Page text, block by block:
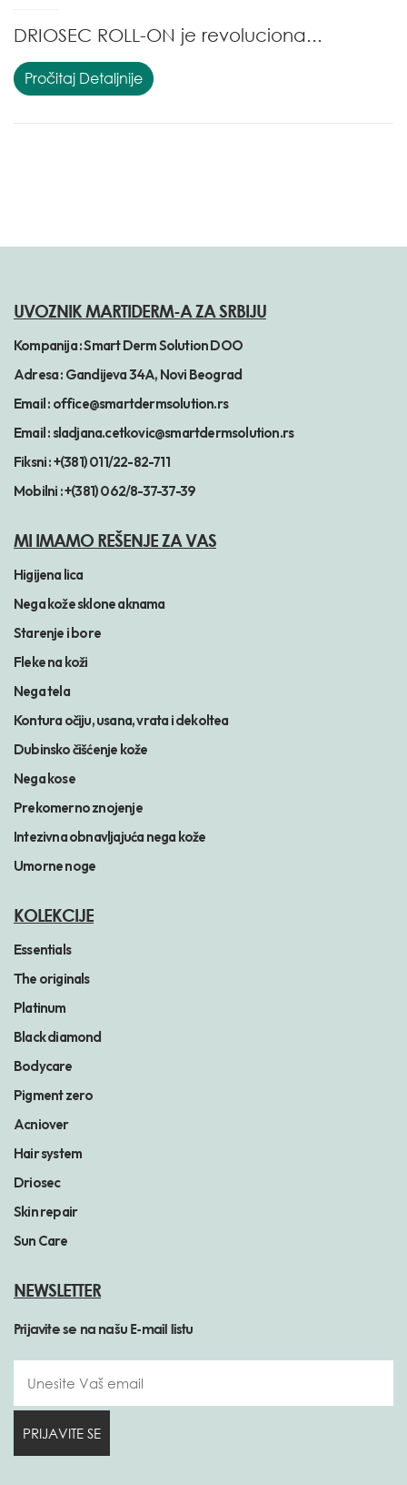
DRIOSEC ROLL-ON je revoluciona...
Pročitaj Detaljnije
UVOZNIK MARTIDERM-A ZA SRBIJU
Kompanija :Smart Derm Solution DOO
Adresa : Gandijeva 34A, Novi Beograd
Email : office@smartdermsolution.rs
Email :sladjana.cetkovic@smartdermsolution.rs
Fiksni :+(381) 011/22-82-711
Mobilni :+(381) 062/8-37-37-39
MI IMAMO REŠENJE ZA VAS
Higijena lica
Nega kože sklone aknama
Starenje i bore
Fleke na koži
Nega tela
Kontura očiju, usana, vrata i dekoltea
Dubinsko čišćenje kože
Nega kose
Prekomerno znojenje
Intezivna obnavljajuća nega kože
Umorne noge
KOLEKCIJE
Essentials
The originals
Platinum
Black diamond
Bodycare
Pigment zero
Acniover
Hair system
Driosec
Skin repair
Sun Care
NEWSLETTER
Prijavite se na našu E-mail listu
PRIJAVITE SE